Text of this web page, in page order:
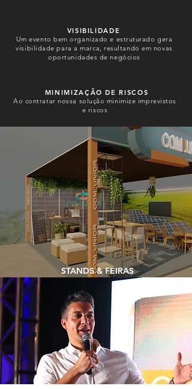
VISIBILIDADE
Um evento bem organizado e estruturado gera
visibilidade para a marca, resultando em novas
oportunidades de negócios
MINIMIZAÇÃO DE RISCOS
Ao contratar nossa solução minimize imprevistos
e riscos
STANDS & FEIRAS